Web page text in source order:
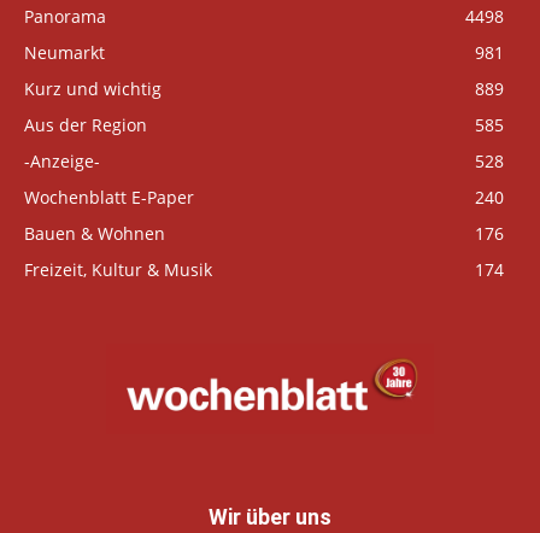
Panorama
4498
Neumarkt
981
Kurz und wichtig
889
Aus der Region
585
-Anzeige-
528
Wochenblatt E-Paper
240
Bauen & Wohnen
176
Freizeit, Kultur & Musik
174
Wir über uns